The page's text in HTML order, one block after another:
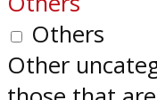
Others
Other